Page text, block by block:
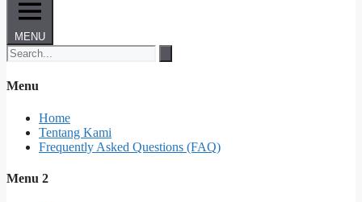
MENU
Menu
Home
Tentang Kami
Frequently Asked Questions (FAQ)
Menu 2